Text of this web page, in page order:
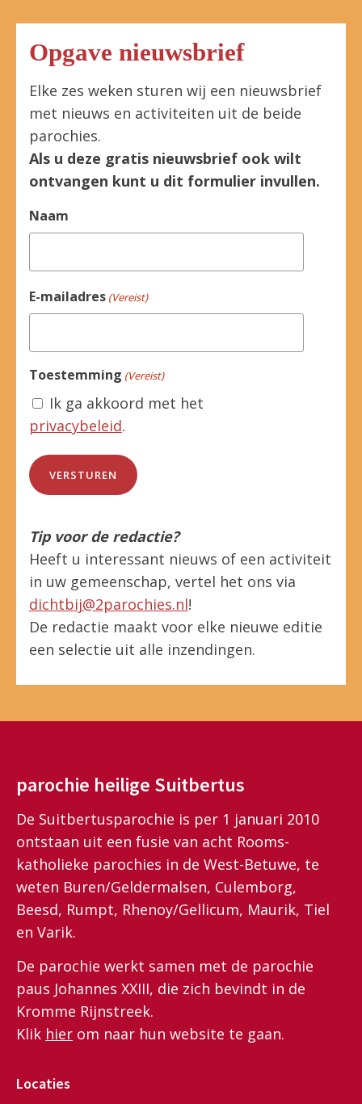
Opgave nieuwsbrief
Elke zes weken sturen wij een nieuwsbrief
met nieuws en activiteiten uit de beide
parochies.
Als u deze gratis nieuwsbrief ook wilt
ontvangen kunt u dit formulier invullen.
Naam
E-mailadres (Vereist)
Toestemming (Vereist)
Ik ga akkoord met het
privacybeleid.
Tip voor de redactie?
Heeft u interessant nieuws of een activiteit
in uw gemeenschap, vertel het ons via
dichtbij@2parochies.nl!
De redactie maakt voor elke nieuwe editie
een selectie uit alle inzendingen.
parochie heilige Suitbertus
De Suitbertusparochie is per 1 januari 2010
ontstaan uit een fusie van acht Rooms-
katholieke parochies in de West-Betuwe, te
weten Buren/Geldermalsen, Culemborg,
Beesd, Rumpt, Rhenoy/Gellicum, Maurik, Tiel
en Varik.
De parochie werkt samen met de parochie
paus Johannes XXIII, die zich bevindt in de
Kromme Rijnstreek.
Klik hier om naar hun website te gaan.
Locaties